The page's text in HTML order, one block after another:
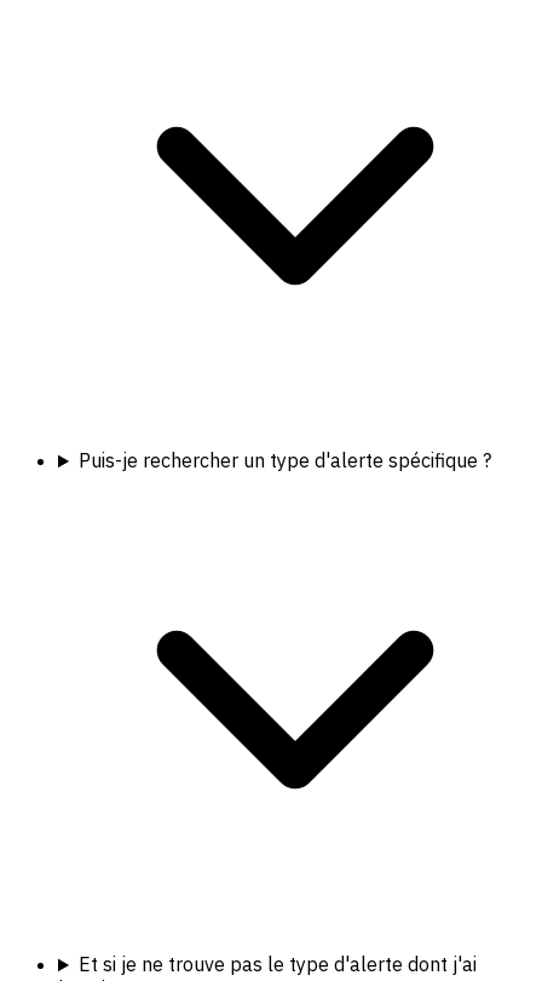
Puis-je rechercher un type d'alerte spécifique ?
Et si je ne trouve pas le type d'alerte dont j'ai